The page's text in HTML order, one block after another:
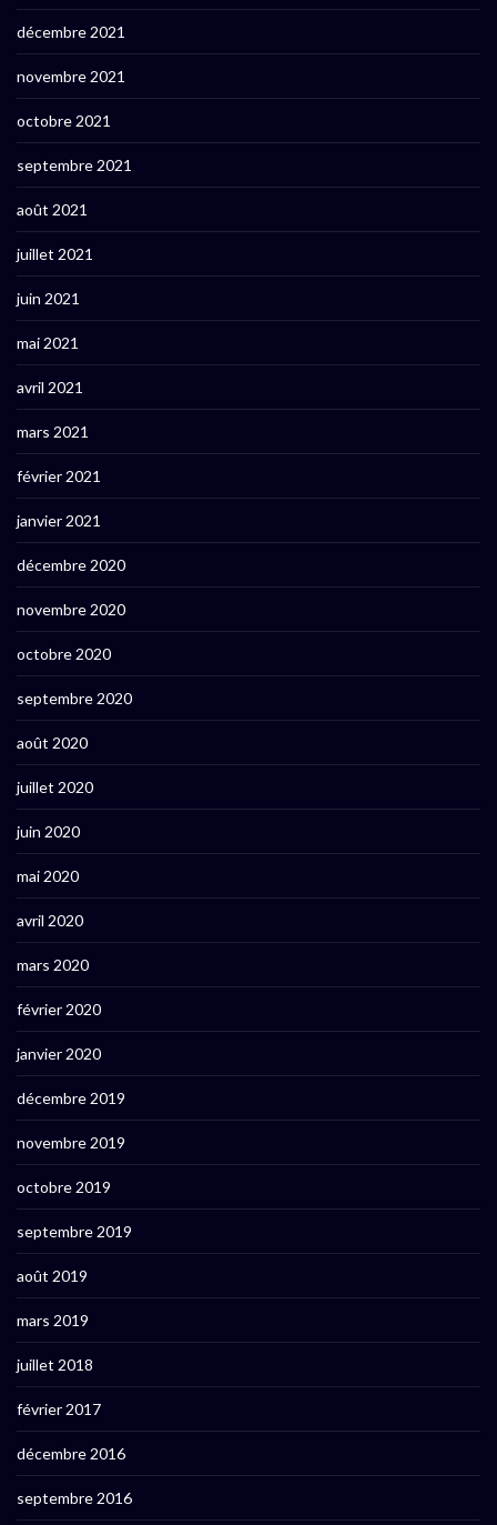
décembre 2021
novembre 2021
octobre 2021
septembre 2021
août 2021
juillet 2021
juin 2021
mai 2021
avril 2021
mars 2021
février 2021
janvier 2021
décembre 2020
novembre 2020
octobre 2020
septembre 2020
août 2020
juillet 2020
juin 2020
mai 2020
avril 2020
mars 2020
février 2020
janvier 2020
décembre 2019
novembre 2019
octobre 2019
septembre 2019
août 2019
mars 2019
juillet 2018
février 2017
décembre 2016
septembre 2016